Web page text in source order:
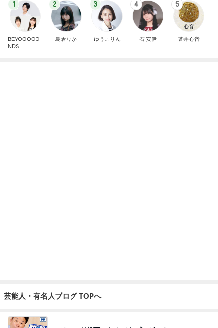
1
BEYOOOOO
NDS
2
島倉りか
3
ゆうこりん
4
石 安伊
5
蒼井心音
芸能人・有名人ブログ TOPへ